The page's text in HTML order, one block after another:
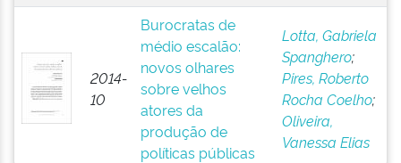
2014-
10
Burocratas de
médio escalão:
novos olhares
sobre velhos
atores da
produção de
políticas públicas
Lotta, Gabriela
Spanghero;
Pires, Roberto
Rocha Coelho;
Oliveira,
Vanessa Elias